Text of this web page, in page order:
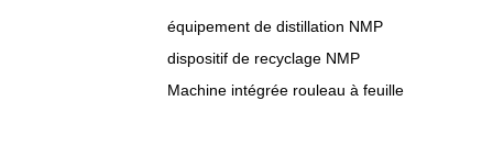
équipement de distillation NMP
dispositif de recyclage NMP
Machine intégrée rouleau à feuille